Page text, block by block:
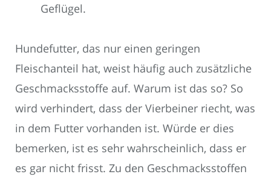
Geflügel.
Hundefutter, das nur einen geringen
Fleischanteil hat, weist häufig auch zusätzliche
Geschmacksstoffe auf. Warum ist das so? So
wird verhindert, dass der Vierbeiner riecht, was
in dem Futter vorhanden ist. Würde er dies
bemerken, ist es sehr wahrscheinlich, dass er
es gar nicht frisst. Zu den Geschmacksstoffen